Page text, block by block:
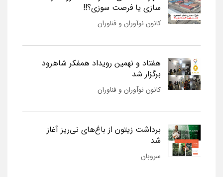
سازی یا فرصت سوزی؟!!
کانون نوآوران و فناوران
هفتاد و نهمین رویداد همفکر شاهرود
برگزار شد
کانون نوآوران و فناوران
برداشت زیتون از باغ‌های نی‌ریز آغاز
شد
سروبان